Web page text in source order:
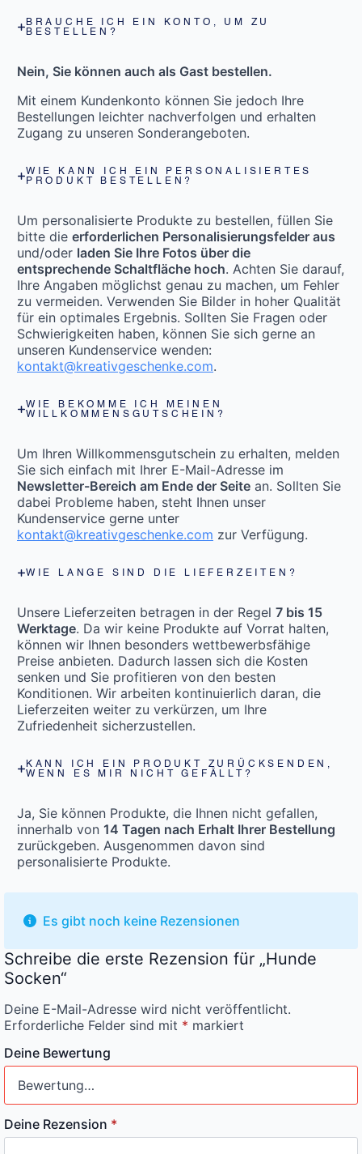
BRAUCHE ICH EIN KONTO, UM ZU
BESTELLEN?
Nein, Sie können auch als Gast bestellen.
Mit einem Kundenkonto können Sie jedoch Ihre
Bestellungen leichter nachverfolgen und erhalten
Zugang zu unseren Sonderangeboten.
WIE KANN ICH EIN PERSONALISIERTES
PRODUKT BESTELLEN?
Um personalisierte Produkte zu bestellen, füllen Sie
bitte die erforderlichen Personalisierungsfelder aus
und/oder laden Sie Ihre Fotos über die
entsprechende Schaltfläche hoch. Achten Sie darauf,
Ihre Angaben möglichst genau zu machen, um Fehler
zu vermeiden. Verwenden Sie Bilder in hoher Qualität
für ein optimales Ergebnis. Sollten Sie Fragen oder
Schwierigkeiten haben, können Sie sich gerne an
unseren Kundenservice wenden:
kontakt@kreativgeschenke.com.
WIE BEKOMME ICH MEINEN
WILLKOMMENSGUTSCHEIN?
Um Ihren Willkommensgutschein zu erhalten, melden
Sie sich einfach mit Ihrer E-Mail-Adresse im
Newsletter-Bereich am Ende der Seite an. Sollten Sie
dabei Probleme haben, steht Ihnen unser
Kundenservice gerne unter
kontakt@kreativgeschenke.com zur Verfügung.
WIE LANGE SIND DIE LIEFERZEITEN?
Unsere Lieferzeiten betragen in der Regel 7 bis 15
Werktage. Da wir keine Produkte auf Vorrat halten,
können wir Ihnen besonders wettbewerbsfähige
Preise anbieten. Dadurch lassen sich die Kosten
senken und Sie profitieren von den besten
Konditionen. Wir arbeiten kontinuierlich daran, die
Lieferzeiten weiter zu verkürzen, um Ihre
Zufriedenheit sicherzustellen.
KANN ICH EIN PRODUKT ZURÜCKSENDEN,
WENN ES MIR NICHT GEFÄLLT?
Ja, Sie können Produkte, die Ihnen nicht gefallen,
innerhalb von 14 Tagen nach Erhalt Ihrer Bestellung
zurückgeben. Ausgenommen davon sind
personalisierte Produkte.
Es gibt noch keine Rezensionen
Schreibe die erste Rezension für „Hunde
Socken“
Deine E-Mail-Adresse wird nicht veröffentlicht.
Erforderliche Felder sind mit * markiert
Deine Bewertung
Deine Rezension *